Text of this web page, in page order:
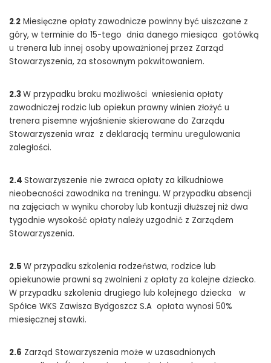
2.2 Miesięczne opłaty zawodnicze powinny być uiszczane z
góry, w terminie do 15-tego dnia danego miesiąca gotówką
u trenera lub innej osoby upoważnionej przez Zarząd
Stowarzyszenia, za stosownym pokwitowaniem.
2.3W przypadku braku możliwości wniesienia opłaty
zawodniczej rodzic lub opiekun prawny winien złożyć u
trenera pisemne wyjaśnienie skierowane do Zarządu
Stowarzyszenia wraz z deklaracją terminu uregulowania
zaległości.
2.4 Stowarzyszenie nie zwraca opłaty za kilkudniowe
nieobecności zawodnika na treningu. W przypadku absencji
na zajęciach w wyniku choroby lub kontuzji dłuższej niż dwa
tygodnie wysokość opłaty należy uzgodnić z Zarządem
Stowarzyszenia.
2.5 W przypadku szkolenia rodzeństwa, rodzice lub
opiekunowie prawni są zwolnieni z opłaty za kolejne dziecko.
W przypadku szkolenia drugiego lub kolejnego dziecka w
Spółce WKS Zawisza Bydgoszcz S.A opłata wynosi 50%
miesięcznej stawki.
2.6 Zarząd Stowarzyszenia może w uzasadnionych